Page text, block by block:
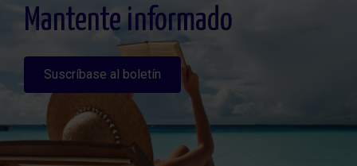
detallada sobre protección de datosAquí
Mantente informado
Suscríbase al boletín